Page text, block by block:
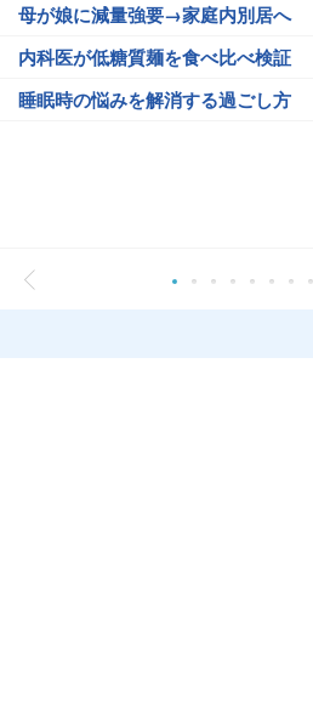
母が娘に減量強要→家庭内別居へ
内科医が低糖質麺を食べ比べ検証
睡眠時の悩みを解消する過ごし方